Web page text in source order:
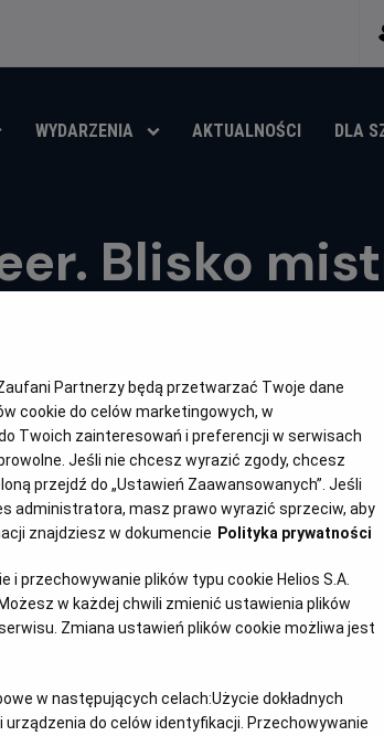
WYDARZENIA AKTUALNOŚCI DLA
Blisko
produkcji
jest człowiek, który potrafił
uwiecznić ulotne, intymne chwile - Johannes
z obietnicą w tytule, „Blisko mistrza"
laboratorium, by ukazać nam w zbliżeniu
i odsłonić ukryte pod farbą warstwy. Twórcy
Partnerzy będą przetwarzać Twoje dane
cookie do celów marketingowych, w
Twoich zainteresowań i preferencji w serwisach
Jeśli nie chcesz wyrazić zgody, chcesz
przejdź do „Ustawień Zaawansowanych”. Jeśli
administratora, masz prawo wyrazić sprzeciw, aby
znajdziesz w dokumencie Polityka prywatności
i przechowywanie plików typu cookie Helios S.A.
w każdej chwili zmienić ustawienia plików
Zmiana ustawień plików cookie możliwa jest
w następujących celach:Użycie dokładnych
do celów identyfikacji. Przechowywanie